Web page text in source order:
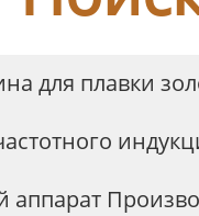
для плавки
аппарат